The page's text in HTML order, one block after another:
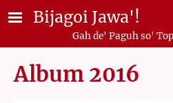
Skip to main content
Bijagoi Jawa'!
Gah de' Paguh so'
Album 2016